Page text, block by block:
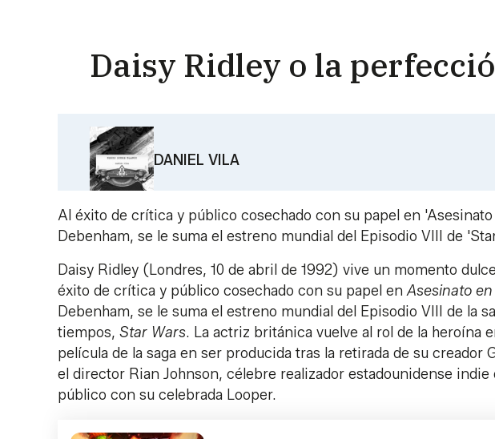
Daisy Ridley o la
DANIEL VILA
Al éxito de crítica y público cosechado con su papel en
Debenham, se le suma el estreno mundial del Episodio VIII de
Daisy Ridley (Londres, 10 de abril de 1992) vive un momento
éxito de crítica y público cosechado con su papel enAsesinato
Debenham, se le suma el estreno mundial del Episodio VIII de la
tiempos, Star Wars. La actriz británica vuelve al rol de la heroína
película de la saga en ser producida tras la retirada de su creador
el director Rian Johnson, célebre realizador estadounidense
público con su celebrada Looper.